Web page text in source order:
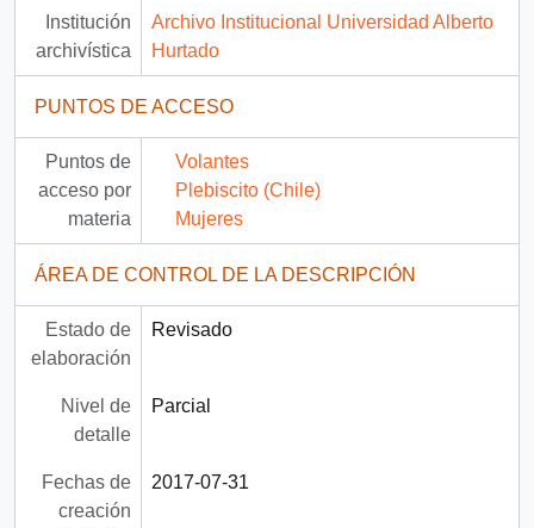
Institución
archivística
Archivo Institucional Universidad Alberto
Hurtado
PUNTOS DE ACCESO
Puntos de
acceso por
materia
Volantes
Plebiscito (Chile)
Mujeres
ÁREA DE CONTROL DE LA DESCRIPCIÓN
Estado de
elaboración
Revisado
Nivel de
detalle
Parcial
Fechas de
creación
2017-07-31